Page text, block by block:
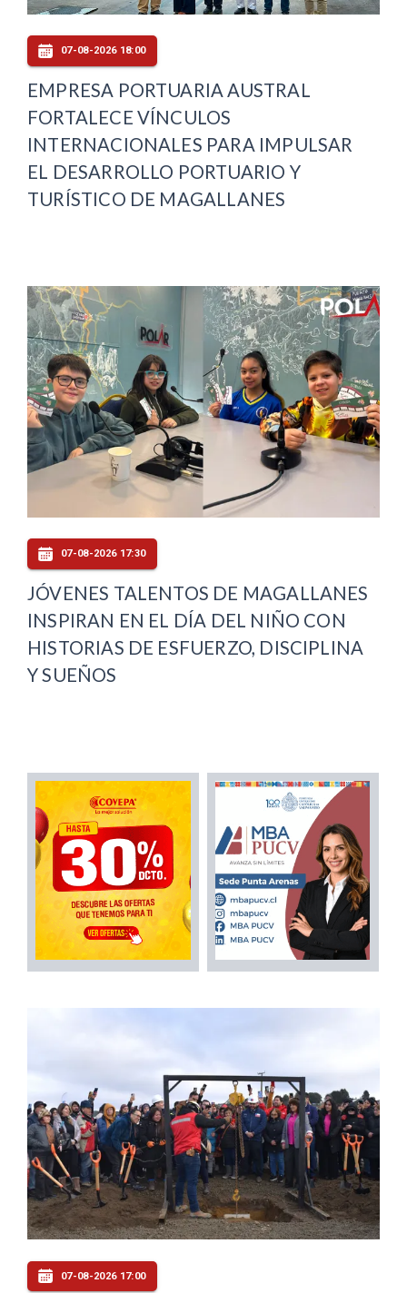
07-08-2026 18:00
EMPRESA PORTUARIA AUSTRAL
FORTALECE VÍNCULOS
INTERNACIONALES PARA IMPULSAR
EL DESARROLLO PORTUARIO Y
TURÍSTICO DE MAGALLANES
07-08-2026 17:30
JÓVENES TALENTOS DE MAGALLANES
INSPIRAN EN EL DÍA DEL NIÑO CON
HISTORIAS DE ESFUERZO, DISCIPLINA
Y SUEÑOS
07-08-2026 17:00